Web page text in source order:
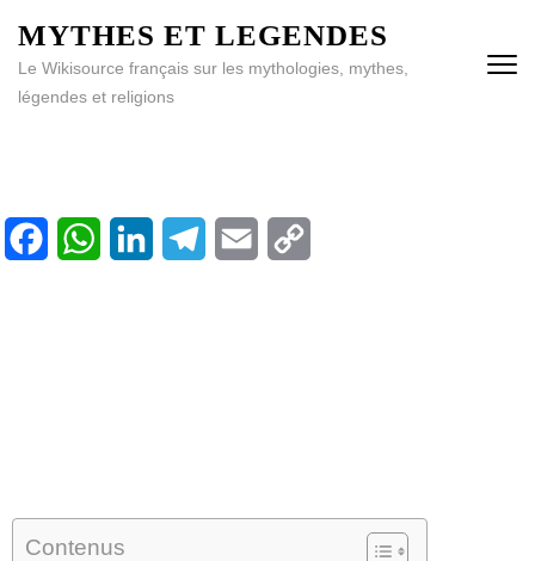
MYTHES ET LEGENDES
Le Wikisource français sur les mythologies, mythes,
légendes et religions
FacebookWhatsAppLinkedInTelegramEmail
Contenus